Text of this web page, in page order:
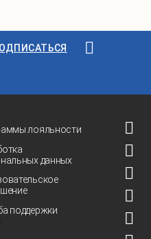
лояльности
данных
поддержки